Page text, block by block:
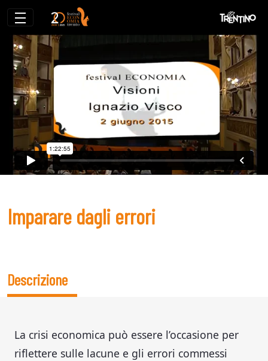
Imparare dagli errori
Imparare dagli errori
Descrizione
La crisi economica può essere l’occasione per
riflettere sulle lacune e gli errori commessi